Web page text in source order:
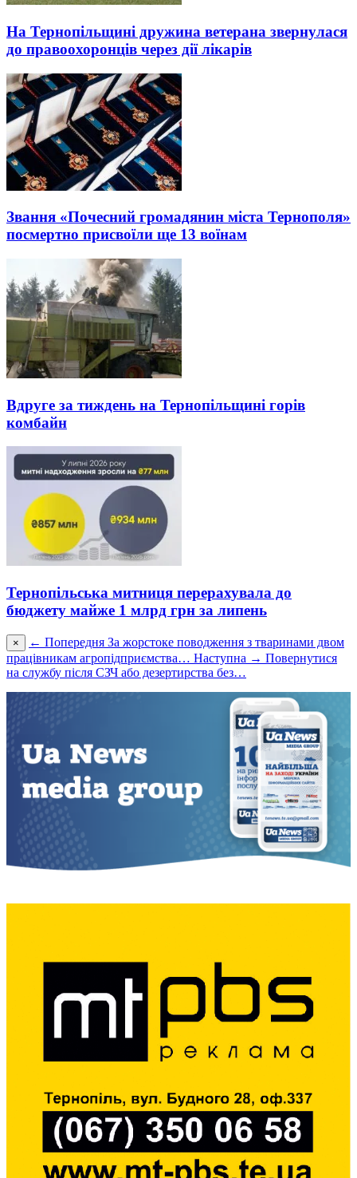
На Тернопільщині дружина ветерана звернулася
до правоохоронців через дії лікарів
Звання «Почесний громадянин міста Тернополя»
посмертно присвоїли ще 13 воїнам
Вдруге за тиждень на Тернопільщині горів
комбайн
Тернопільська митниця перерахувала до
бюджету майже 1 млрд грн за липень
× ← Попередня За жорстоке поводження з тваринами двом
працівникам агропідприємства… Наступна → Повернутися
на службу після СЗЧ або дезертирства без…